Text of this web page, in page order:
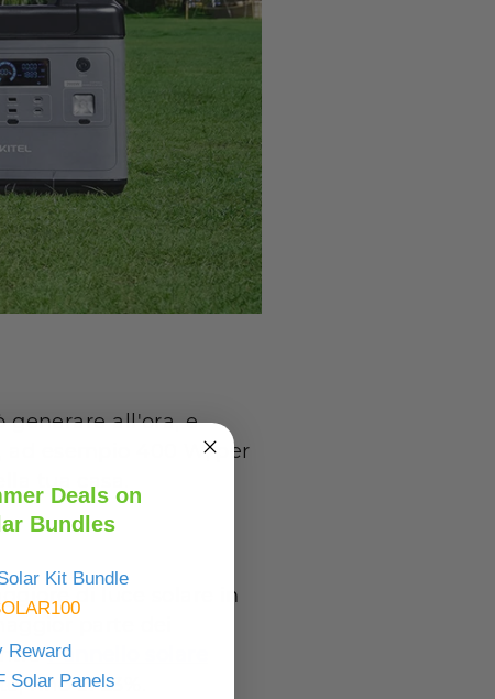
generare all'ora, e
esempio 400 W, per
tua casa.
di luce solare in
parte dei
Pannello solare
fino al 23%.
Deals on
Bundles
Kit Bundle
Reward
Solar Panels